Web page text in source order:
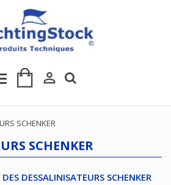

SCHENKER
SCHENKER
DESSALINISATEURS SCHENKER